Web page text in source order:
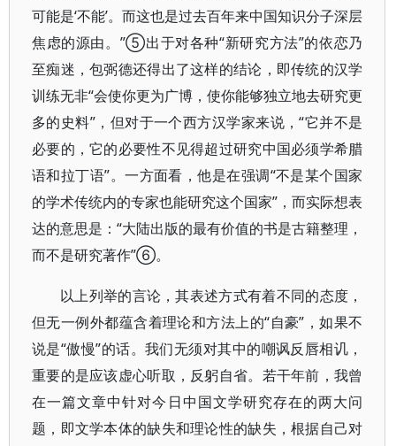
可能是‘不能’。而这也是过去百年来中国知识分子深层
焦虑的源由。”⑤出于对各种“新研究方法”的依恋乃
至痴迷，包弼德还得出了这样的结论，即传统的汉学
训练无非“会使你更为广博，使你能够独立地去研究更
多的史料”，但对于一个西方汉学家来说，“它并不是
必要的，它的必要性不见得超过研究中国必须学希腊
语和拉丁语”。一方面看，他是在强调“不是某个国家
的学术传统内的专家也能研究这个国家”，而实际想表
达的意思是：“大陆出版的最有价值的书是古籍整理，
而不是研究著作”⑥。
以上列举的言论，其表述方式有着不同的态度，
但无一例外都蕴含着理论和方法上的“自豪”，如果不
说是“傲慢”的话。我们无须对其中的嘲讽反唇相讥，
重要的是应该虚心听取，反躬自省。若干年前，我曾
在一篇文章中针对今日中国文学研究存在的两大问
题，即文学本体的缺失和理论性的缺失，根据自己对